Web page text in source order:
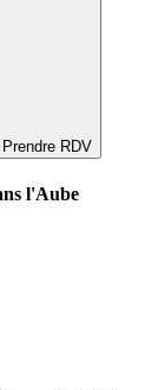
Prendre RDV
l'Aube